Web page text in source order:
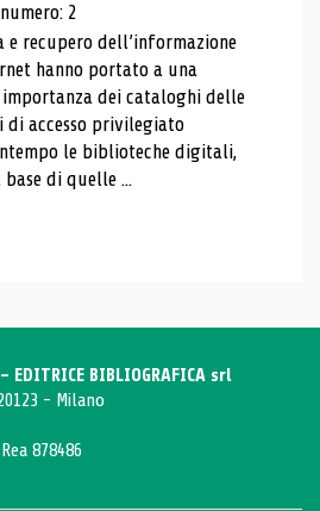
2
e recupero dell’informazione
hanno portato a una
dei cataloghi delle
di accesso privilegiato
le biblioteche digitali,
di quelle ...
BIBLIOGRAFICA srl
- Milano
878486